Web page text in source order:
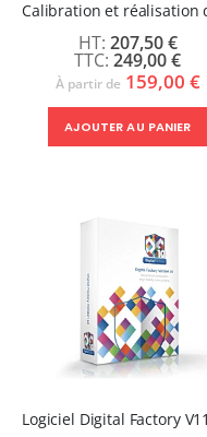
249,00 €
207,50 €
À partir de 159,00 €
AJOUTER AU PANIER